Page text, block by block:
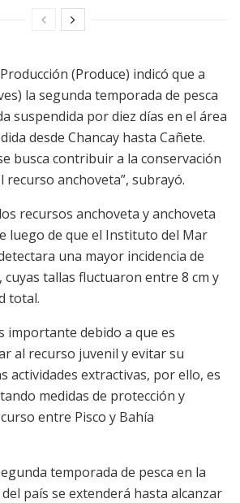
(Produce) indicó que a
la segunda temporada de pesca
suspendida por diez días en el área
desde Chancay hasta Cañete.
busca contribuir a la conservación
recurso anchoveta”, subrayó.
recursos anchoveta y anchoveta
luego de que el Instituto del Mar
una mayor incidencia de
cuyas tallas fluctuaron entre 8 cm y
total.
importante debido a que es
al recurso juvenil y evitar su
actividades extractivas, por ello, es
medidas de protección y
entre Pisco y Bahía
temporada de pesca en la
país se extenderá hasta alcanzar